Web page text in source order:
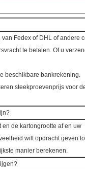
Fedex of DHL of andere
te betalen. Of u
beschikbare bankrekening.
steekproevenprijs voor
de kartongrootte af en uw
wilt opdracht geven
manier berekenen.